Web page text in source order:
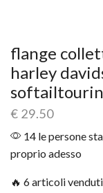
flange
harley
€ 29.50
14 le persone
proprio adesso
🔥 6 articoli